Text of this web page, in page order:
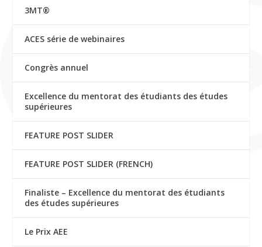
3MT®
ACES série de webinaires
Congrès annuel
Excellence du mentorat des étudiants des études
supérieures
FEATURE POST SLIDER
FEATURE POST SLIDER (FRENCH)
Finaliste – Excellence du mentorat des étudiants
des études supérieures
Le Prix AEE